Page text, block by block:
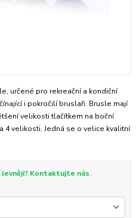
určené pro rekreační a kondiční
i pokročilí bruslaři. Brusle mají
velikosti tlačítkem na boční
4 velikosti. Jedná se o velice kvalitní
Kontaktujte nás.